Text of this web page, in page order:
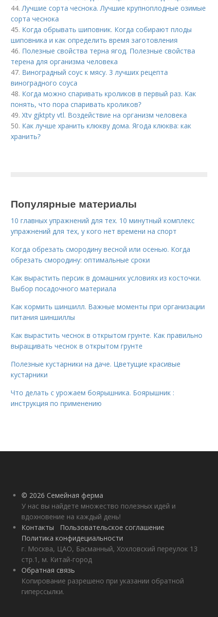
44.Лучшие сорта чеснока. Лучшие крупноплодные озимые
сорта чеснока
45. Когда обрывать шиповник. Когда собирают плоды
шиповника и как определить время заготовления
46. Полезные свойства терна ягод. Полезные свойства
терена для организма человека
47. Виноградный соус к мясу. 3 лучших рецепта
виноградного соуса
48. Когда можно спаривать кроликов в первый раз. Как
понять, что пора спаривать кроликов?
49.Xtv gjktpty vtl. Воздействие на организм человека
50. Как лучше хранить клюкву дома. Ягода клюква: как
хранить?
Популярные материалы
10 главных упражнений для тех. 10 минутный комплекс
упражнений для тех, у кого нет времени на спорт
Когда обрезать смородину весной или осенью. Когда
обрезать смородину: оптимальные сроки
Как вырастить персик в домашних условиях из косточки.
Выбор посадочного материала
Как кормить шиншилл. Важные моменты при организации
питания шиншиллы
Как вырастить чеснок в открытом грунте. Как правильно
выращивать чеснок в открытом грунте
Полезные кустарники на даче. Цветущие красивые
кустарники
Что делать с урожаем боярышника. Боярышник :
инструкция по применению
© 2026 Семейная ферма
У нас вы найдете множество полезных идей и
вдохновение на каждый день!
Контакты
Пользовательское соглашение
Политика конфидециальности
г. Москва, ЦАО, Басманный, Хохловский переулок 13
стр.1, м. Китай-город
Обратная связь
Копирование разрешено при указании обратной
гиперссылки.